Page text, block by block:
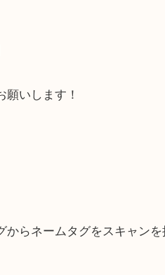
日頃よくお伺いされるご
でに！